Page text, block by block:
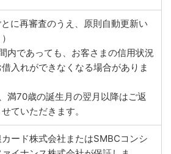
に再審査のうえ、原則自動更新い
内であっても、お客さまの信用状況
入れができなくなる場合がありま
満70歳の誕生月の翌月以降はご返
ていただきます。
ード株式会社またはSMBCコンシ